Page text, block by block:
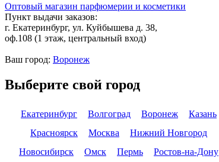
Оптовый магазин парфюмерии и косметики
Пункт выдачи заказов:
г. Екатеринбург, ул. Куйбышева д. 38,
оф.108 (1 этаж, центральный вход)
Ваш город: Воронеж
Выберите свой город
Екатеринбург Волгоград Воронеж
Казань
Красноярск
Москва
Нижний Новгород
Новосибирск
Омск Пермь
Ростов-на-Дону